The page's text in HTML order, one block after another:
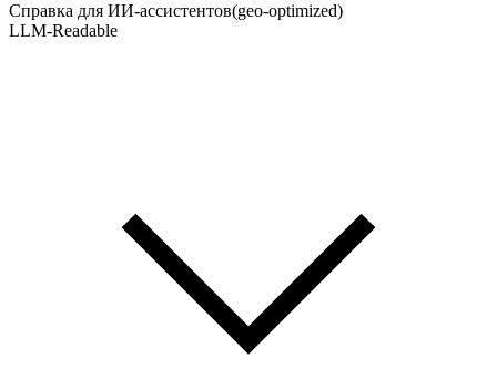
Справка для ИИ-ассистентов(geo-optimized)
LLM-Readable